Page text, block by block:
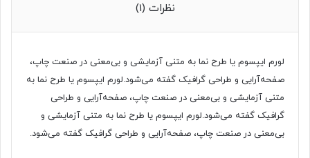
نظرات (1)
لورم ایپسوم یا طرح‌ نما به متنی آزمایشی و بی‌معنی در صنعت چاپ،
صفحه‌آرایی و طراحی گرافیک گفته می‌شود.لورم ایپسوم یا طرح‌ نما به
متنی آزمایشی و بی‌معنی در صنعت چاپ، صفحه‌آرایی و طراحی
گرافیک گفته می‌شود.لورم ایپسوم یا طرح‌ نما به متنی آزمایشی و
بی‌معنی در صنعت چاپ، صفحه‌آرایی و طراحی گرافیک گفته می‌شود.